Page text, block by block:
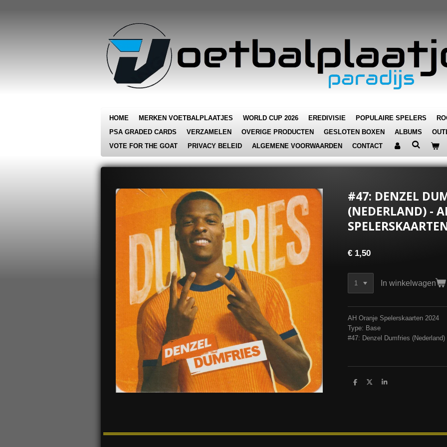
HOME MERKEN VOETBALPLAATJES WORLD CUP 2026 EREDIVISIE POPULAIRE SPELERS
PSA GRADED CARDS
VERZAMELEN OVERIGE PRODUCTEN GESLOTEN BOXEN ALBUMS
VOTE FOR THE GOAT
PRIVACY BELEID ALGEMENE VOORWAARDEN CONTACT
#47: DENZEL
(NEDERLAND) -
€ 1,50
In winkelwagen
AH Oranje Spelerskaarten 2024
Type: Base
#47: Denzel Dumfries (Nederland)
D
D
S